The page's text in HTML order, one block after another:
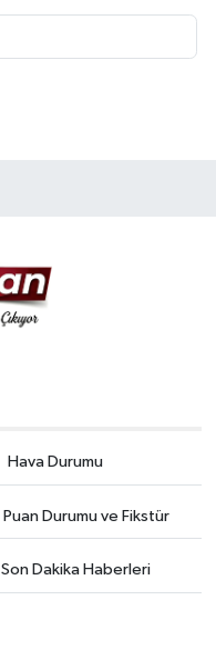
Hava Durumu
Puan Durumu ve Fikstür
Son Dakika Haberleri